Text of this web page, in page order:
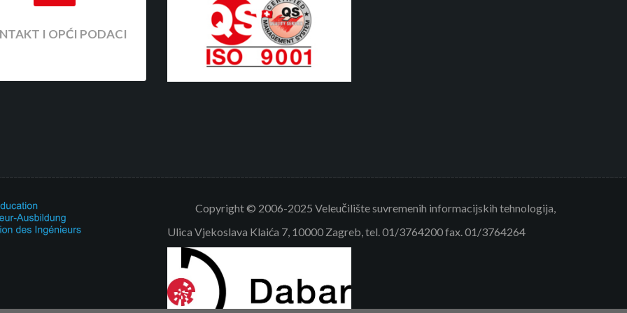
I OPĆI PODACI
Copyright © 2006-2025 Veleučilište suvremenih informacijskih tehnologija,
Ulica Vjekoslava Klaića 7, 10000 Zagreb, tel. 01/3764200 fax. 01/3764264